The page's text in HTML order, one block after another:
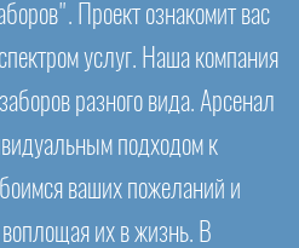
Проект ознакомит вас
услуг. Наша компания
разного вида. Арсенал
подходом к
ваших пожеланий и
их в жизнь. В